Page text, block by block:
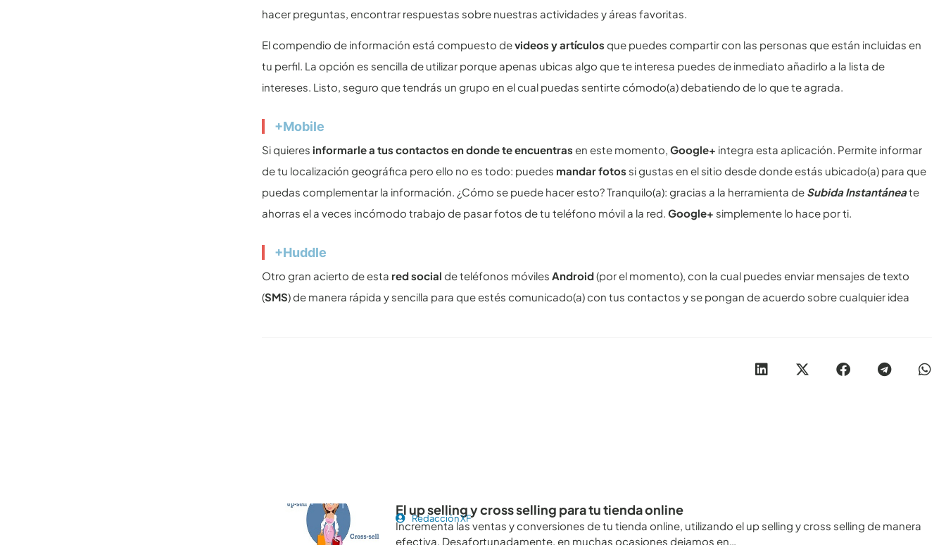
hacer preguntas, encontrar respuestas sobre nuestras actividades y áreas favoritas.
El compendio de información está compuesto devideos y artículos que puedes compartir con las personas que están incluidas en
tu perfil. La opción es sencilla de utilizar porque apenas ubicas algo que te interesa puedes de inmediato añadirlo a la lista de
intereses. Listo, seguro que tendrás un grupo en el cual puedas sentirte cómodo(a) debatiendo de lo que te agrada.
+Mobile
Si quieres informarle a tus contactos en donde te encuentrasen este momento,Google+ integra esta aplicación. Permite informar
de tu localización geográfica pero ello no es todo: puedes mandar fotos si gustas en el sitio desde donde estás ubicado(a) para que
puedas complementar la información. ¿Cómo se puede hacer esto? Tranquilo(a): gracias a la herramienta de Subida Instantáneate
ahorras el a veces incómodo trabajo de pasar fotos de tu teléfono móvil a la red.Google+ simplemente lo hace por ti.
+Huddle
Otro gran acierto de esta red social de teléfonos móvilesAndroid(por el momento), con la cual puedes enviar mensajes de texto
(SMS) de manera rápida y sencilla para que estés comunicado(a) con tus contactos y se pongan de acuerdo sobre cualquier idea
El up selling y cross selling para tu tienda online
Redacción XF
Incrementa las ventas y conversiones de tu tienda online, utilizando el up selling y cross selling de manera
efectiva. Desafortunadamente, en muchas ocasiones dejamos en…